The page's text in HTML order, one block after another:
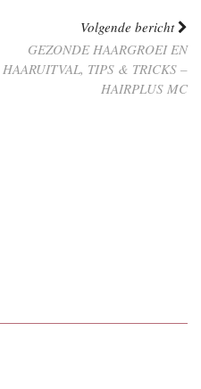
Volgende bericht
GEZONDE HAARGROEI EN
HAARUITVAL, TIPS & TRICKS –
HAIRPLUS MC